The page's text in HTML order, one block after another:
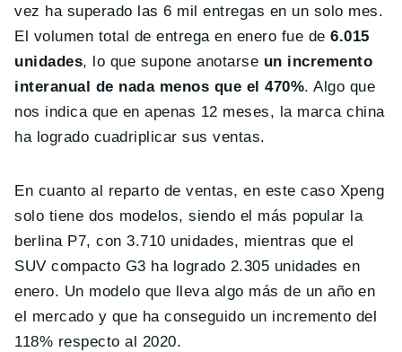
vez ha superado las 6 mil entregas en un solo mes.
El volumen total de entrega en enero fue de6.015
unidades, lo que supone anotarse un incremento
interanual de nada menos que el 470%. Algo que
nos indica que en apenas 12 meses, la marca china
ha logrado cuadriplicar sus ventas.
En cuanto al reparto de ventas, en este caso Xpeng
solo tiene dos modelos, siendo el más popular la
berlina P7, con 3.710 unidades, mientras que el
SUV compacto G3 ha logrado 2.305 unidades en
enero. Un modelo que lleva algo más de un año en
el mercado y que ha conseguido un incremento del
118% respecto al 2020.